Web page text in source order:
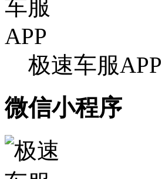
极速车服APP
微信小程序